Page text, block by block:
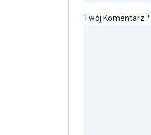
Twój Komentarz *